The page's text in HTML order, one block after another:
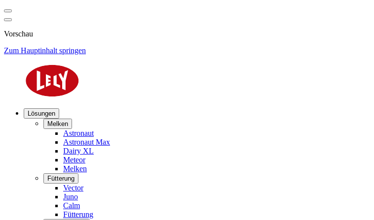
Vorschau
Zum Hauptinhalt springen
Lösungen
Melken
Astronaut
Astronaut Max
Dairy XL
Meteor
Melken
Fütterung
Vector
Juno
Calm
Fütterung